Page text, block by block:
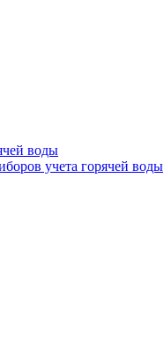
воды
учета горячей воды